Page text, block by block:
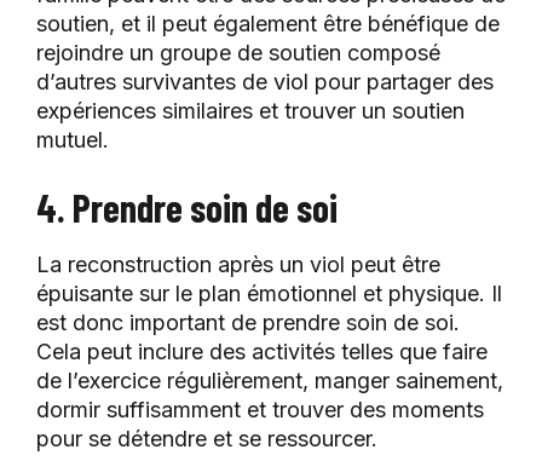
soutien, et il peut également être bénéfique de
rejoindre un groupe de soutien composé
d’autres survivantes de viol pour partager des
expériences similaires et trouver un soutien
mutuel.
4. Prendre soin de soi
La reconstruction après un viol peut être
épuisante sur le plan émotionnel et physique. Il
est donc important de prendre soin de soi.
Cela peut inclure des activités telles que faire
de l’exercice régulièrement, manger sainement,
dormir suffisamment et trouver des moments
pour se détendre et se ressourcer.